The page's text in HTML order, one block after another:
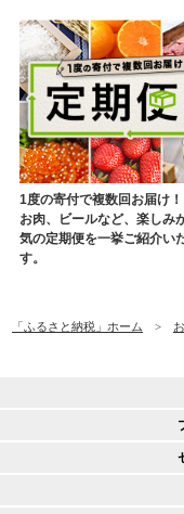
1度の寄付で複数回お届け
お肉、ビールなど、楽しみ
気の定期便を一挙ご紹介い
す。
「ふるさと納税」ホーム